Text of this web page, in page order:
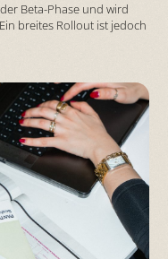
Beta-Phase und wird
breites Rollout ist jedoch